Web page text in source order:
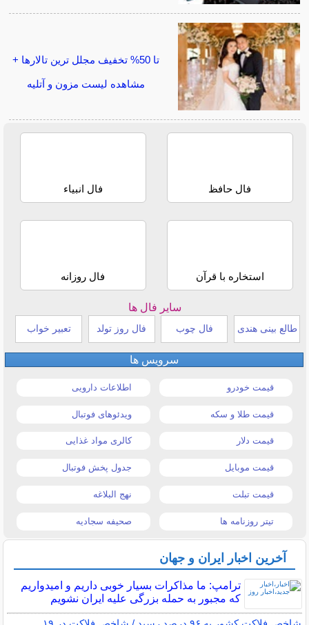
تا 50% تخفیف مجلل ترین تالارها +
مشاهده لیست مزون و آتلیه
فال حافظ فال انبیاء
استخاره با قرآن فال روزانه
سایر فال ها
طالع بینی هندی فال چوب فال روز تولد تعبیر خواب
سرویس ها
قیمت خودرو اطلاعات دارویی
قیمت طلا و سکه ویدئوهای فوتبال
قیمت دلار کالری مواد غذایی
قیمت موبایل جدول پخش فوتبال
قیمت تبلت نهج البلاغه
تیتر روزنامه ها صحیفه سجادیه
آخرین اخبار ایران و جهان
ترامپ: ما مذاکرات بسیار خوبی داریم و امیدواریم
که مجبور به حمله بزرگی علیه ایران نشویم